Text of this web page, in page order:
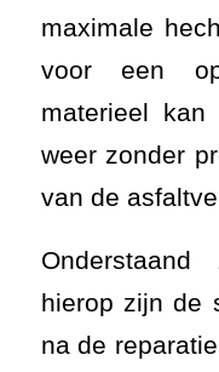
maximale
voor een
materieel kan
weer zonder
van de
hierop zijn de
na de